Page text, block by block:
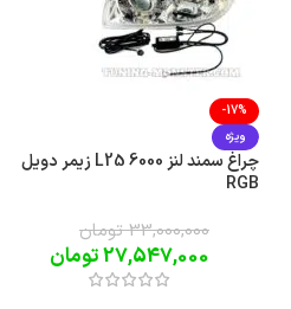
-17%
ویژه
چراغ سمند لنز L25 6000 زیمر دویل
RGB
33,000,000 تومان
27,547,000تومان